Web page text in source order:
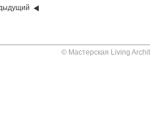
© Мастерская Living